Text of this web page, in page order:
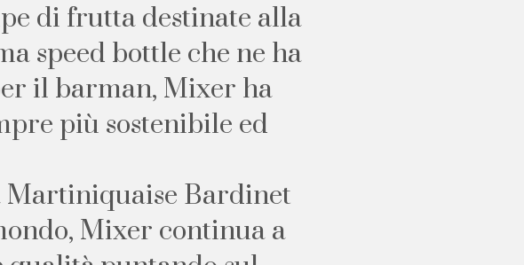
pe di frutta destinate alla
a speed bottle che ne ha
er il barman, Mixer ha
pre più sostenibile ed
Martiniquaise Bardinet
ondo, Mixer continua a